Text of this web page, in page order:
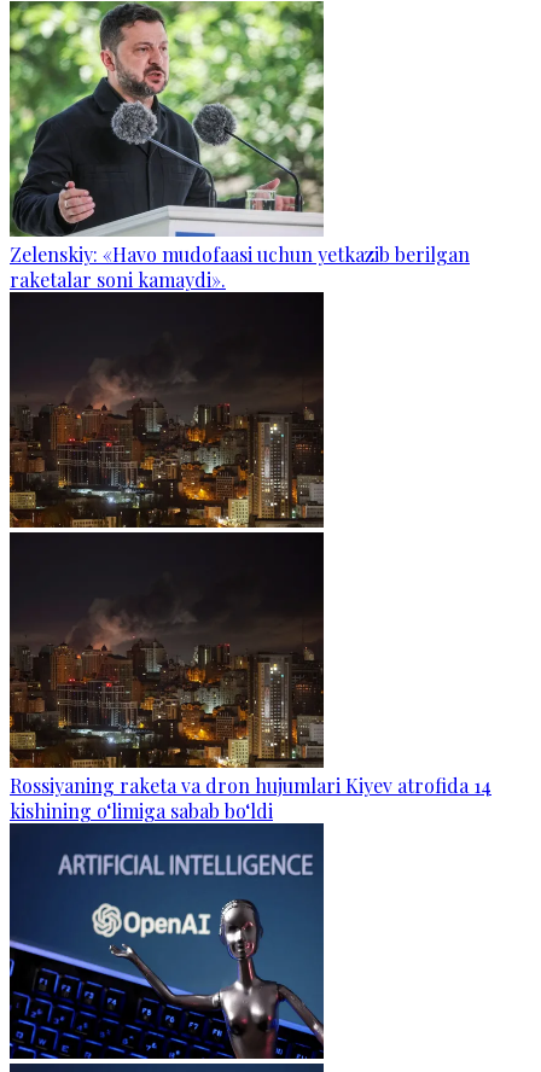
Zelenskiy: «Havo mudofaasi uchun yetkazib berilgan
raketalar soni kamaydi».
Rossiyaning raketa va dron hujumlari Kiyev atrofida 14
kishining o‘limiga sabab bo‘ldi